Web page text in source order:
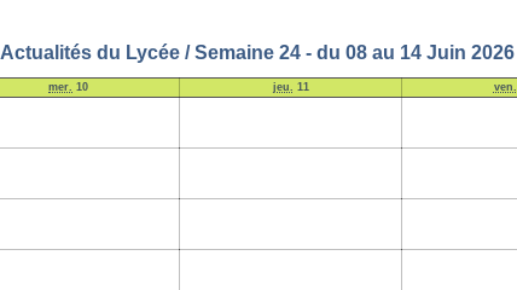
Actualités du Lycée / Semaine 24 - du 08 au 14 Juin 2026
mer. 10 jeu. 11 ven.